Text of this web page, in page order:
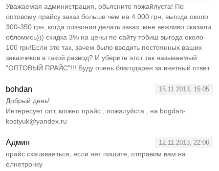
Уважаемая администрация, обьясните пожайлуста! По
оптовому прайсу заказ больше чем на 4 000 грн, выгода около
300-350 грн, когда позвонил делать заказ, мне вежливо сказали
обломись))) скидка 3% на цены по сайту тобиш выгода около
100 грн!Если это так, зачем было вводить постоянных ваших
заказчиков в такой развод? И уберите этот так называемый
"ОПТОВЫЙ ПРАЙС"!!! Буду очень благодарен за внятный ответ.
bohdan 15.11.2013, 15:05
Добрый день!
Интересует опт, можно прайс , пожалуйста , на bogdan-
kostyuk@yandex.ru
Админ 12.11.2013, 22:06
прайс скачиваеться, если нет пишите, отправим вам на
елнетронку